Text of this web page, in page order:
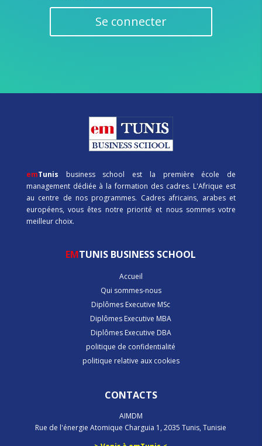
Se connecter
emTunis business school est la première école de
management dédiée à la formation des cadres. L'Afrique est
au centre de nos programmes. Cadres africains, arabes et
européens, vous êtes notre priorité et nous sommes votre
meilleur choix.
EMTUNIS BUSINESS SCHOOL
Accueil
Qui sommes-nous
Diplômes Executive MSc
Diplômes Executive MBA
Diplômes Executive DBA
politique de confidentialité
politique relative aux cookies
CONTACTS
AIMDM
Rue de l'énergie Atomique Charguia 1, 2035 Tunis, Tunisie